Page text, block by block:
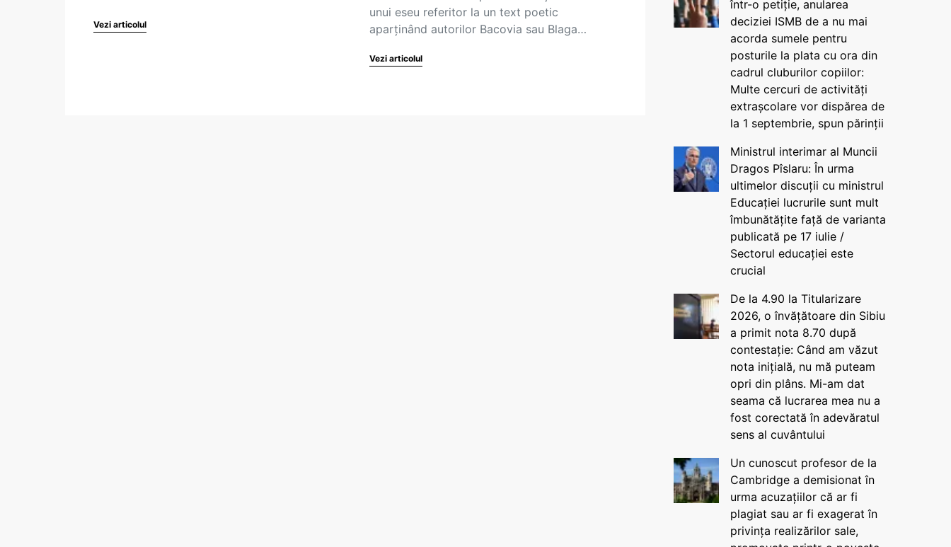
Vezi articolul
unui eseu referitor la un text poetic
aparținând autorilor Bacovia sau Blaga…
Vezi articolul
într-o petiție, anularea
deciziei ISMB de a nu mai
acorda sumele pentru
posturile la plata cu ora din
cadrul cluburilor copiilor:
Multe cercuri de activități
extrașcolare vor dispărea de
la 1 septembrie, spun părinții
Ministrul interimar al Muncii
Dragos Pîslaru: În urma
ultimelor discuții cu ministrul
Educației lucrurile sunt mult
îmbunătățite față de varianta
publicată pe 17 iulie /
Sectorul educației este
crucial
De la 4.90 la Titularizare
2026, o învățătoare din Sibiu
a primit nota 8.70 după
contestație: Când am văzut
nota inițială, nu mă puteam
opri din plâns. Mi-am dat
seama că lucrarea mea nu a
fost corectată în adevăratul
sens al cuvântului
Un cunoscut profesor de la
Cambridge a demisionat în
urma acuzațiilor că ar fi
plagiat sau ar fi exagerat în
privința realizărilor sale,